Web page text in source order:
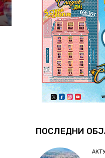
ПОСЛЕДНИ